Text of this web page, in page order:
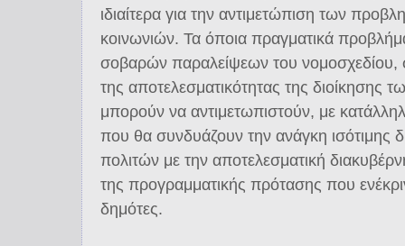
ιδιαίτερα για την αντιμετώπιση των
κοινωνιών. Τα όποια πραγματικά
σοβαρών παραλείψεων του νομοσχεδίου,
της αποτελεσματικότητας της διοίκησης
μπορούν να αντιμετωπιστούν, με
που θα συνδυάζουν την ανάγκη ισότιμης
πολιτών με την αποτελεσματική
της προγραμματικής πρότασης που
δημότες.